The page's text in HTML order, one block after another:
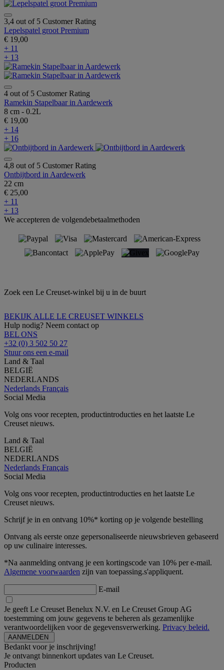
3,4 out of 5 Customer Rating
Lepelspatel groot Premium
€ 19,00
+ 11
+ 13
4 out of 5 Customer Rating
Ramekin Stapelbaar in Aardewerk
8 cm - 0.2L
€ 19,00
+ 14
+ 16
4,8 out of 5 Customer Rating
Ontbijtbord in Aardewerk
22 cm
€ 25,00
+ 11
+ 13
We accepteren de volgendebetaalmethoden
Zoek een Le Creuset-winkel bij u in de buurt
BEKIJK ALLE LE CREUSET WINKELS
Hulp nodig? Neem contact op
BEL ONS
+32 (0) 3 502 50 27
Stuur ons een e-mail
Land & Taal
BELGIË
NEDERLANDS
Nederlands Français
Social Media
Volg ons voor recepten, productintroducties en het laatste Le
Creuset nieuws.
Land & Taal
BELGIË
NEDERLANDS
Nederlands Français
Social Media
Volg ons voor recepten, productintroducties en het laatste Le
Creuset nieuws.
Schrijf je in en ontvang 10%* korting op je volgende bestelling
Ontvang als eerste onze gepersonaliseerde nieuwsbrieven gebaseerd
op uw culinaire interesses.
*Na aanmelding ontvang je een kortingscode van 10% per e-mail.
Algemene voorwaarden zijn van toepassing.s'appliquent.
E-mail
Je geeft Le Creuset Benelux N.V. en Le Creuset Group AG
toestemming om jouw gegevens te beheren als gezamenlijke
verantwoordelijken voor de gegevensverwerking. Privacy beleid.
Bedankt voor je inschrijving!
Je ontvangt binnenkort updates van Le Creuset.
Producten